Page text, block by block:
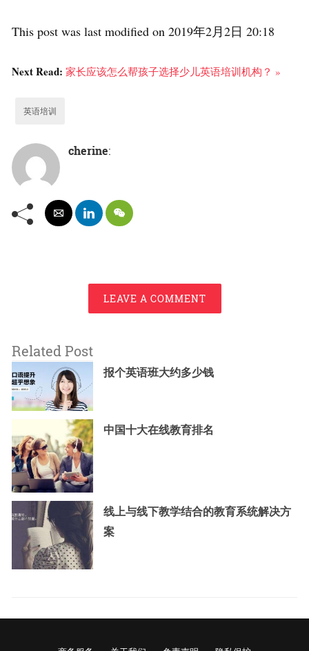
This post was last modified on 2019年2月2日 20:18
Next Read: 家长应该怎么帮孩子选择少儿英语培训机构？ »
英语培训
cherine:
LEAVE A COMMENT
Related Post
报个英语班大约多少钱
中国十大在线教育排名
线上与线下教学结合的教育系统解决方
案